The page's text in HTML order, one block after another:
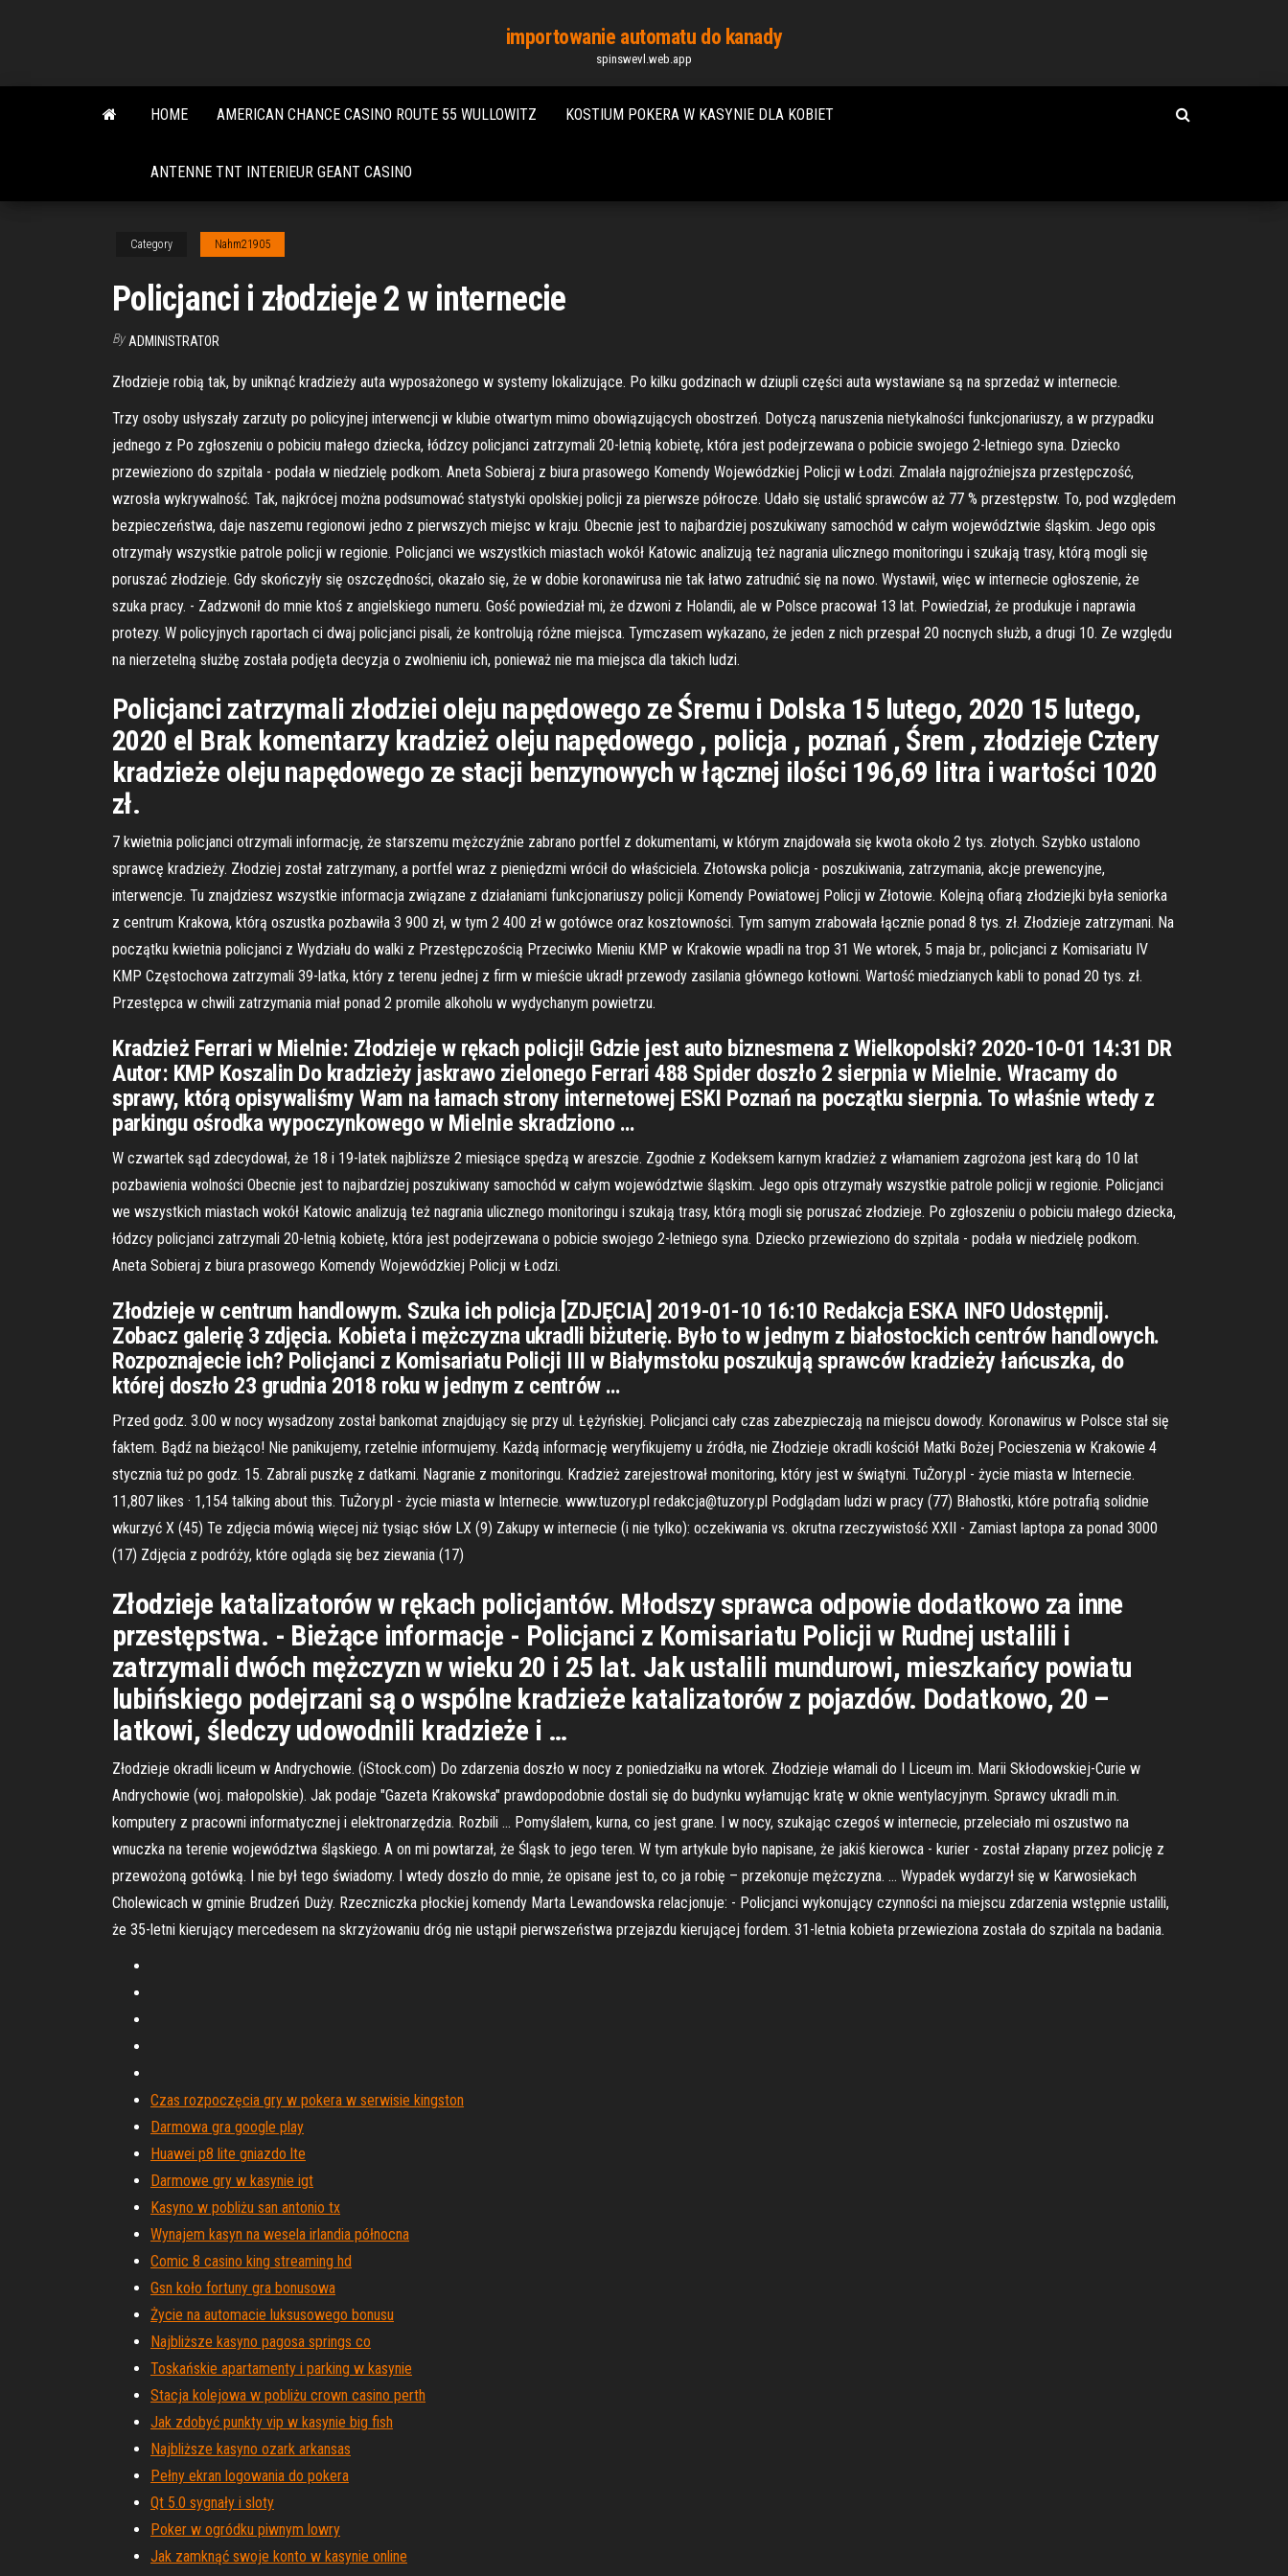
content
importowanie automatu do kanady
spinswevl.web.app
HOME AMERICAN CHANCE CASINO ROUTE 55 WULLOWITZ KOSTIUM POKERA W KASYNIE DLA KOBIET
ANTENNE TNT INTERIEUR GEANT CASINO
Category Nahm21905
Policjanci i złodzieje 2 w internecie
By ADMINISTRATOR
Złodzieje robią tak, by uniknąć kradzieży auta wyposażonego w systemy lokalizujące. Po kilku godzinach w dziupli części auta wystawiane są na sprzedaż w internecie.
Trzy osoby usłyszały zarzuty po policyjnej interwencji w klubie otwartym mimo obowiązujących obostrzeń. Dotyczą naruszenia nietykalności funkcjonariuszy, a w przypadku
jednego z Po zgłoszeniu o pobiciu małego dziecka, łódzcy policjanci zatrzymali 20-letnią kobietę, która jest podejrzewana o pobicie swojego 2-letniego syna. Dziecko
przewieziono do szpitala - podała w niedzielę podkom. Aneta Sobieraj z biura prasowego Komendy Wojewódzkiej Policji w Łodzi. Zmalała najgroźniejsza przestępczość,
wzrosła wykrywalność. Tak, najkrócej można podsumować statystyki opolskiej policji za pierwsze półrocze. Udało się ustalić sprawców aż 77 % przestępstw. To, pod względem
bezpieczeństwa, daje naszemu regionowi jedno z pierwszych miejsc w kraju. Obecnie jest to najbardziej poszukiwany samochód w całym województwie śląskim. Jego opis
otrzymały wszystkie patrole policji w regionie. Policjanci we wszystkich miastach wokół Katowic analizują też nagrania ulicznego monitoringu i szukają trasy, którą mogli się
poruszać złodzieje. Gdy skończyły się oszczędności, okazało się, że w dobie koronawirusa nie tak łatwo zatrudnić się na nowo. Wystawił, więc w internecie ogłoszenie, że
szuka pracy. - Zadzwonił do mnie ktoś z angielskiego numeru. Gość powiedział mi, że dzwoni z Holandii, ale w Polsce pracował 13 lat. Powiedział, że produkuje i naprawia
protezy. W policyjnych raportach ci dwaj policjanci pisali, że kontrolują różne miejsca. Tymczasem wykazano, że jeden z nich przespał 20 nocnych służb, a drugi 10. Ze względu
na nierzetelną służbę została podjęta decyzja o zwolnieniu ich, ponieważ nie ma miejsca dla takich ludzi.
Policjanci zatrzymali złodziei oleju napędowego ze Śremu i Dolska 15 lutego, 2020 15 lutego,
2020 el Brak komentarzy kradzież oleju napędowego , policja , poznań , Śrem , złodzieje Cztery
kradzieże oleju napędowego ze stacji benzynowych w łącznej ilości 196,69 litra i wartości 1020
zł.
7 kwietnia policjanci otrzymali informację, że starszemu mężczyźnie zabrano portfel z dokumentami, w którym znajdowała się kwota około 2 tys. złotych. Szybko ustalono
sprawcę kradzieży. Złodziej został zatrzymany, a portfel wraz z pieniędzmi wrócił do właściciela. Złotowska policja - poszukiwania, zatrzymania, akcje prewencyjne,
interwencje. Tu znajdziesz wszystkie informacja związane z działaniami funkcjonariuszy policji Komendy Powiatowej Policji w Złotowie. Kolejną ofiarą złodziejki była seniorka
z centrum Krakowa, którą oszustka pozbawiła 3 900 zł, w tym 2 400 zł w gotówce oraz kosztowności. Tym samym zrabowała łącznie ponad 8 tys. zł. Złodzieje zatrzymani. Na
początku kwietnia policjanci z Wydziału do walki z Przestępczością Przeciwko Mieniu KMP w Krakowie wpadli na trop 31 We wtorek, 5 maja br., policjanci z Komisariatu IV
KMP Częstochowa zatrzymali 39-latka, który z terenu jednej z firm w mieście ukradł przewody zasilania głównego kotłowni. Wartość miedzianych kabli to ponad 20 tys. zł.
Przestępca w chwili zatrzymania miał ponad 2 promile alkoholu w wydychanym powietrzu.
Kradzież Ferrari w Mielnie: Złodzieje w rękach policji! Gdzie jest auto biznesmena z Wielkopolski? 2020-10-01 14:31 DR
Autor: KMP Koszalin Do kradzieży jaskrawo zielonego Ferrari 488 Spider doszło 2 sierpnia w Mielnie. Wracamy do
sprawy, którą opisywaliśmy Wam na łamach strony internetowej ESKI Poznań na początku sierpnia. To właśnie wtedy z
parkingu ośrodka wypoczynkowego w Mielnie skradziono …
W czwartek sąd zdecydował, że 18 i 19-latek najbliższe 2 miesiące spędzą w areszcie. Zgodnie z Kodeksem karnym kradzież z włamaniem zagrożona jest karą do 10 lat
pozbawienia wolności Obecnie jest to najbardziej poszukiwany samochód w całym województwie śląskim. Jego opis otrzymały wszystkie patrole policji w regionie. Policjanci
we wszystkich miastach wokół Katowic analizują też nagrania ulicznego monitoringu i szukają trasy, którą mogli się poruszać złodzieje. Po zgłoszeniu o pobiciu małego dziecka,
łódzcy policjanci zatrzymali 20-letnią kobietę, która jest podejrzewana o pobicie swojego 2-letniego syna. Dziecko przewieziono do szpitala - podała w niedzielę podkom.
Aneta Sobieraj z biura prasowego Komendy Wojewódzkiej Policji w Łodzi.
Złodzieje w centrum handlowym. Szuka ich policja [ZDJĘCIA] 2019-01-10 16:10 Redakcja ESKA INFO Udostępnij.
Zobacz galerię 3 zdjęcia. Kobieta i mężczyzna ukradli biżuterię. Było to w jednym z białostockich centrów handlowych.
Rozpoznajecie ich? Policjanci z Komisariatu Policji III w Białymstoku poszukują sprawców kradzieży łańcuszka, do
której doszło 23 grudnia 2018 roku w jednym z centrów …
Przed godz. 3.00 w nocy wysadzony został bankomat znajdujący się przy ul. Łężyńskiej. Policjanci cały czas zabezpieczają na miejscu dowody. Koronawirus w Polsce stał się
faktem. Bądź na bieżąco! Nie panikujemy, rzetelnie informujemy. Każdą informację weryfikujemy u źródła, nie Złodzieje okradli kościół Matki Bożej Pocieszenia w Krakowie 4
stycznia tuż po godz. 15. Zabrali puszkę z datkami. Nagranie z monitoringu. Kradzież zarejestrował monitoring, który jest w świątyni. TuŻory.pl - życie miasta w Internecie.
11,807 likes · 1,154 talking about this. TuŻory.pl - życie miasta w Internecie. www.tuzory.pl redakcja@tuzory.pl Podglądam ludzi w pracy (77) Błahostki, które potrafią solidnie
wkurzyć X (45) Te zdjęcia mówią więcej niż tysiąc słów LX (9) Zakupy w internecie (i nie tylko): oczekiwania vs. okrutna rzeczywistość XXII - Zamiast laptopa za ponad 3000
(17) Zdjęcia z podróży, które ogląda się bez ziewania (17)
Złodzieje katalizatorów w rękach policjantów. Młodszy sprawca odpowie dodatkowo za inne
przestępstwa. - Bieżące informacje - Policjanci z Komisariatu Policji w Rudnej ustalili i
zatrzymali dwóch mężczyzn w wieku 20 i 25 lat. Jak ustalili mundurowi, mieszkańcy powiatu
lubińskiego podejrzani są o wspólne kradzieże katalizatorów z pojazdów. Dodatkowo, 20 –
latkowi, śledczy udowodnili kradzieże i …
Złodzieje okradli liceum w Andrychowie. (iStock.com) Do zdarzenia doszło w nocy z poniedziałku na wtorek. Złodzieje włamali do I Liceum im. Marii Skłodowskiej-Curie w
Andrychowie (woj. małopolskie). Jak podaje "Gazeta Krakowska" prawdopodobnie dostali się do budynku wyłamując kratę w oknie wentylacyjnym. Sprawcy ukradli m.in.
komputery z pracowni informatycznej i elektronarzędzia. Rozbili … Pomyślałem, kurna, co jest grane. I w nocy, szukając czegoś w internecie, przeleciało mi oszustwo na
wnuczka na terenie województwa śląskiego. A on mi powtarzał, że Śląsk to jego teren. W tym artykule było napisane, że jakiś kierowca - kurier - został złapany przez policję z
przewożoną gotówką. I nie był tego świadomy. I wtedy doszło do mnie, że opisane jest to, co ja robię – przekonuje mężczyzna. … Wypadek wydarzył się w Karwosiekach
Cholewicach w gminie Brudzeń Duży. Rzeczniczka płockiej komendy Marta Lewandowska relacjonuje: - Policjanci wykonujący czynności na miejscu zdarzenia wstępnie ustalili,
że 35-letni kierujący mercedesem na skrzyżowaniu dróg nie ustąpił pierwszeństwa przejazdu kierującej fordem. 31-letnia kobieta przewieziona została do szpitala na badania.
Czas rozpoczęcia gry w pokera w serwisie kingston
Darmowa gra google play
Huawei p8 lite gniazdo lte
Darmowe gry w kasynie igt
Kasyno w pobliżu san antonio tx
Wynajem kasyn na wesela irlandia północna
Comic 8 casino king streaming hd
Gsn koło fortuny gra bonusowa
Życie na automacie luksusowego bonusu
Najbliższe kasyno pagosa springs co
Toskańskie apartamenty i parking w kasynie
Stacja kolejowa w pobliżu crown casino perth
Jak zdobyć punkty vip w kasynie big fish
Najbliższe kasyno ozark arkansas
Pełny ekran logowania do pokera
Qt 5.0 sygnały i sloty
Poker w ogródku piwnym lowry
Jak zamknąć swoje konto w kasynie online